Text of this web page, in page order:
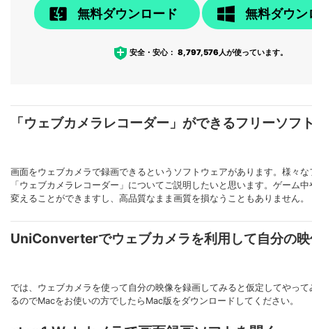
無料ダウンロード 無料ダウン
安全・安心：8,797,576人が使っています。
「ウェブカメラレコーダー」ができるフリーソフ
画面をウェブカメラで録画できる というソフトウェアがあります。様々
「ウェブカメラレコーダー」についてご説明したいと思います。ゲーム
変えることができますし、高品質なまま画質を損なうこともありません。
UniConverterでウェブカメラを利用して自分の
では、ウェブカメラを使って自分の映像を録画してみると仮定してやっ
るのでMacをお使いの方でしたらMac版をダウンロードしてください。